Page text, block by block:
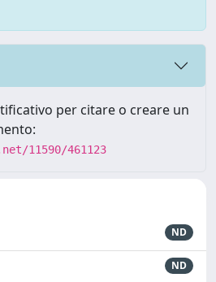
per citare o creare un
11590/461123
ND
ND